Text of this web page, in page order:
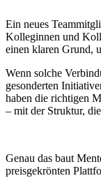
Ein neues
Kolleginnen und
einen klaren Grund,
Wenn solche
gesonderten
haben die richtigen
– mit der Struktur,
Genau das baut
preisgekrönten